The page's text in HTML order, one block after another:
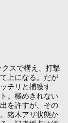
スで構え、打撃
上になる。だが
チリと捕獲す
。極めきれない
を許すが、その
猪木アリ状態か